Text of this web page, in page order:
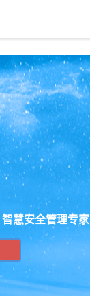
智慧安全管理专家